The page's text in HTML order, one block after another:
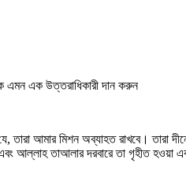
এমন এক উত্তরাধিকারী দান করুন
আমার মিশন অব্যাহত রাখবে। তারা
তাআলার দরবারে তা গৃহীত হওয়া